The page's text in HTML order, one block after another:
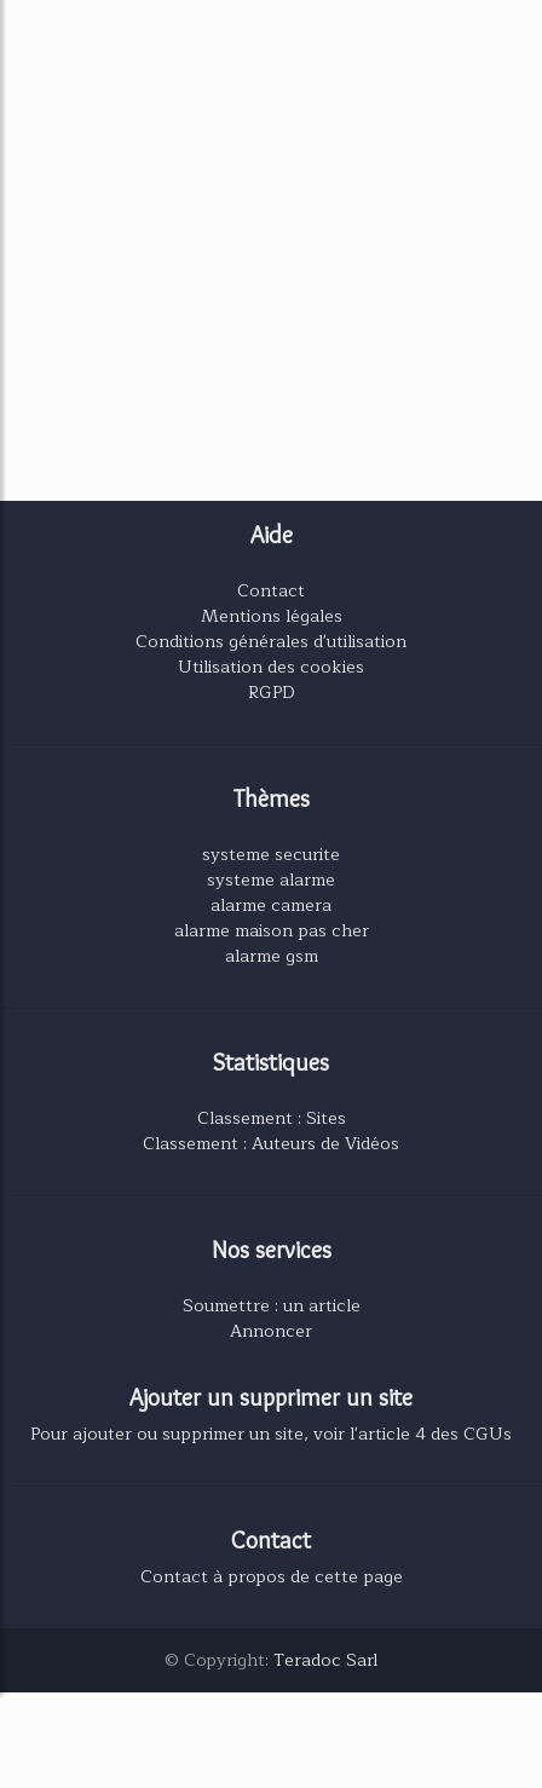
Aide
Contact
Mentions légales
Conditions générales d'utilisation
Utilisation des cookies
RGPD
Thèmes
systeme securite
systeme alarme
alarme camera
alarme maison pas cher
alarme gsm
Statistiques
Classement : Sites
Classement : Auteurs de Vidéos
Nos services
Soumettre : un article
Annoncer
Ajouter un supprimer un site
Pour ajouter ou supprimer un site, voir l'article 4 des CGUs
Contact
Contact à propos de cette page
© Copyright: Teradoc Sarl